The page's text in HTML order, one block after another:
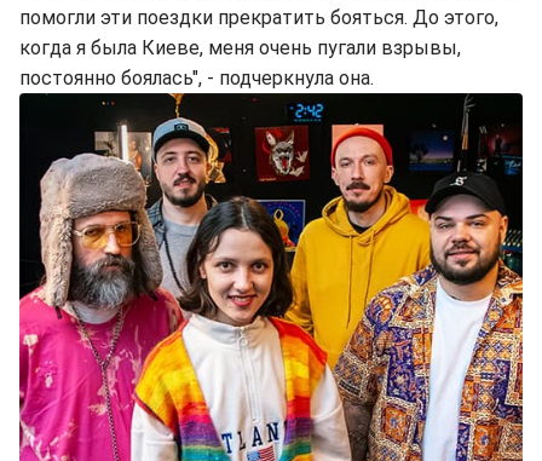
помогли эти поездки прекратить бояться. До этого,
когда я была Киеве, меня очень пугали взрывы,
постоянно боялась", - подчеркнула она.